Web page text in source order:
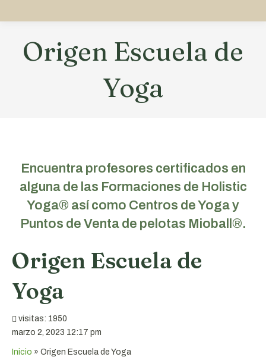
Origen Escuela de
Yoga
Encuentra profesores certificados en
alguna de las Formaciones de Holistic
Yoga® así como Centros de Yoga y
Puntos de Venta de pelotas Mioball®.
Origen Escuela de
Yoga
visitas: 1950
marzo 2, 2023 12:17 pm
Inicio » Origen Escuela de Yoga